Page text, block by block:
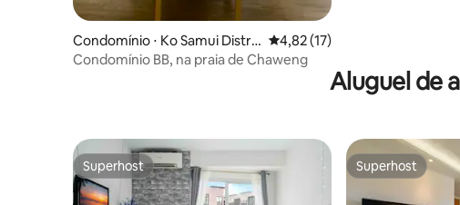
Condomínio ⋅ Ko Samui Distric
t Surat Thani 84320
4,82 de uma avaliação média
4,82 (17)
Condomínio BB, na praia de Chaweng
Aluguel de
Superhost
Superhost Superhost
Superhost